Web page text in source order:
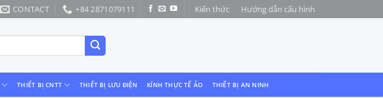
CONTACT +84 2871079111 Kiến thức Hướng dẫn cấu hình
THIẾT BỊ CNTT THIẾT BỊ LƯU ĐIỆN KÍNH THỰC TẾ ẢO THIẾT BỊ AN NINH